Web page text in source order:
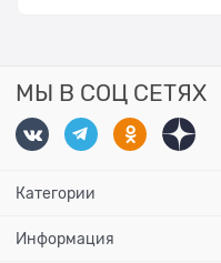
МЫ В СОЦ СЕТЯХ
Категории
Информация